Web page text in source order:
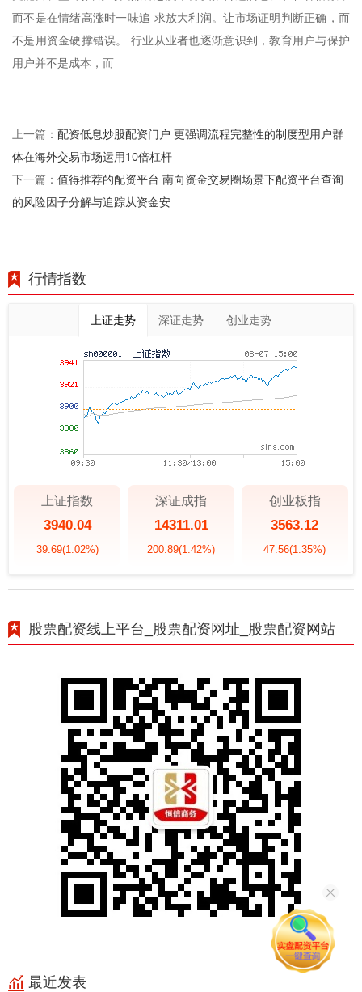
而不是在情绪高涨时一味追 求放大利润。让市场证明判断正确，而
不是用资金硬撑错误。 行业从业者也逐渐意识到，教育用户与保护
用户并不是成本，而
上一篇： 配资低息炒股配资门户 更强调流程完整性的制度型用户群
体在海外交易市场运用10倍杠杆
下一篇： 值得推荐的配资平台 南向资金交易圈场景下配资平台查询
的风险因子分解与追踪从资金安
行情指数
上证走势 深证走势 创业走势
上证指数
3940.04
39.69(1.02%)
深证成指
14311.01
200.89(1.42%)
创业板指
3563.12
47.56(1.35%)
股票配资线上平台_股票配资网址_股票配资网站
最近发表